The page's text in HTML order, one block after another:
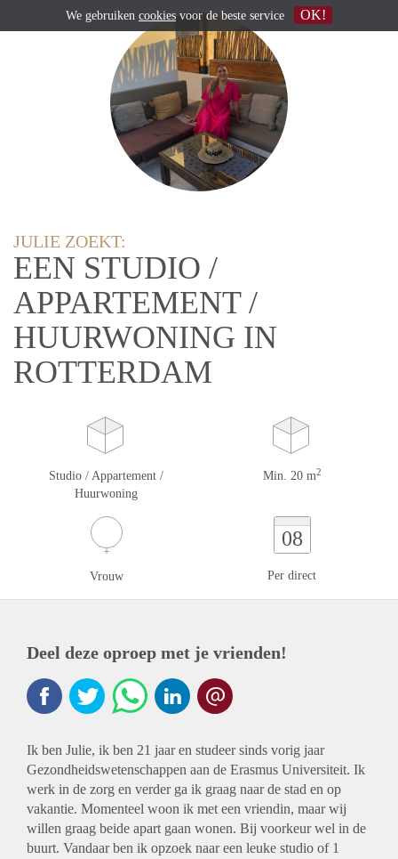
JULIE ZOEKT:
EEN STUDIO /
APPARTEMENT /
HUURWONING IN
ROTTERDAM
Studio / Appartement /
Huurwoning
Min. 20 m2
Vrouw
08
Per direct
Deel deze oproep met je vrienden!
Ik ben Julie, ik ben 21 jaar en studeer sinds vorig jaar
Gezondheidswetenschappen aan de Erasmus Universiteit. Ik
werk in de zorg en verder ga ik graag naar de stad en op
vakantie. Momenteel woon ik met een vriendin, maar wij
willen graag beide apart gaan wonen. Bij voorkeur wel in de
buurt. Vandaar ben ik opzoek naar een leuke studio of 1
We gebruiken cookies voor de beste service OK!